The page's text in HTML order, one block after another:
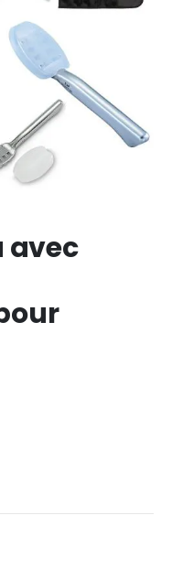
avec